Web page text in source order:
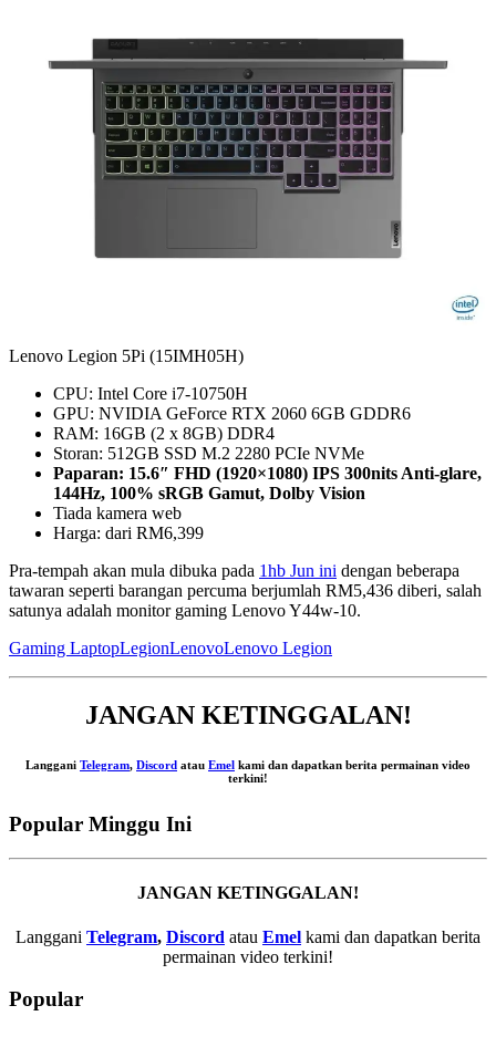
Lenovo Legion 5Pi (15IMH05H)
CPU: Intel Core i7-10750H
GPU: NVIDIA GeForce RTX 2060 6GB GDDR6
RAM: 16GB (2 x 8GB) DDR4
Storan: 512GB SSD M.2 2280 PCIe NVMe
Paparan: 15.6″ FHD (1920×1080) IPS 300nits Anti-glare,
144Hz, 100% sRGB Gamut, Dolby Vision
Tiada kamera web
Harga: dari RM6,399
Pra-tempah akan mula dibuka pada 1hb Jun ini dengan beberapa
tawaran seperti barangan percuma berjumlah RM5,436 diberi, salah
satunya adalah monitor gaming Lenovo Y44w-10.
Gaming LaptopLegionLenovoLenovo Legion
JANGAN KETINGGALAN!
Langgani Telegram, Discord atau Emel kami dan dapatkan berita permainan video
terkini!
Popular Minggu Ini
JANGAN KETINGGALAN!
Langgani Telegram, Discord atau Emel kami dan dapatkan berita
permainan video terkini!
Popular